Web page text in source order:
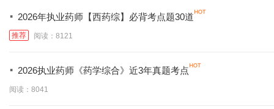
· 2026年执业药师【西药综】必背考点题30道
推荐 阅读：8121
· 2026执业药师《药学综合》近3年真题考点
阅读：8041